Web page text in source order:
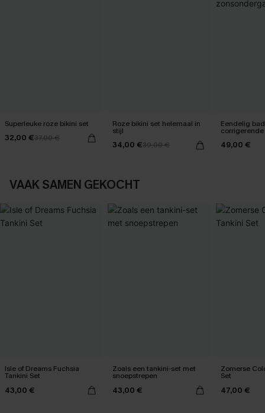
Superleuke roze bikini set
32,00 €37,00 €
Roze bikini set helemaal in
stijl
34,00 €39,00 €
Eendelig
een
49,00 €
VAAK SAMEN GEKOCHT
Isle of Dreams Fuchsia
Tankini Set
43,00 €
Zoals een tankini-set met
snoepstrepen
43,00 €
Zomerse
Set
47,00 €